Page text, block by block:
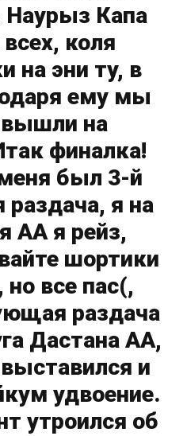
Наурыз Капа
коля
на эни ту, в
ему мы
на
финалка!
был 3-й
раздача, я на
АА я рейз,
шортики
но все пас(,
раздача
Дастана АА,
и
удвоение.
утроился об